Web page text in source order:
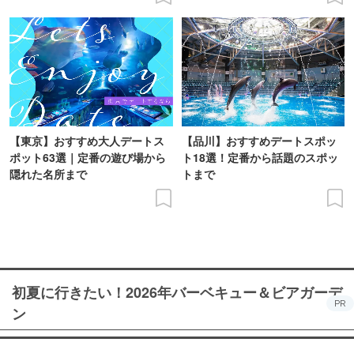
【東京】おすすめ大人デートス
ポット63選｜定番の遊び場から
隠れた名所まで
【品川】おすすめデートスポッ
ト18選！定番から話題のスポッ
トまで
初夏に行きたい！2026年バーベキュー＆ビアガーデ
ン
PR